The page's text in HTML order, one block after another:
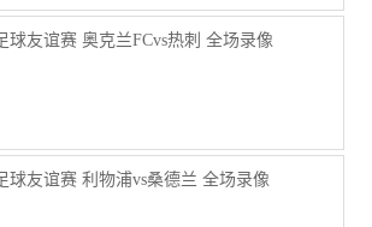
球友谊赛 奥克兰FCvs热刺 全场录像
球友谊赛 利物浦vs桑德兰 全场录像